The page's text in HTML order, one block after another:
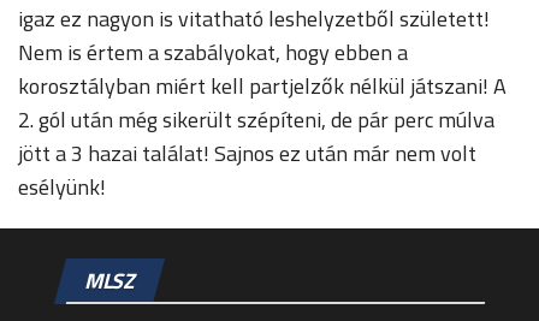
igaz ez nagyon is vitatható leshelyzetből született!
Nem is értem a szabályokat, hogy ebben a
korosztályban miért kell partjelzők nélkül játszani! A
2. gól után még sikerült szépíteni, de pár perc múlva
jött a 3 hazai találat! Sajnos ez után már nem volt
esélyünk!
MLSZ